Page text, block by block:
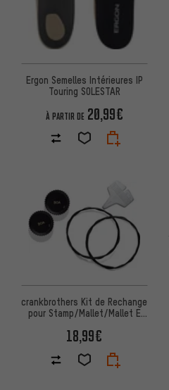
Ergon Semelles Intérieures IP
Touring SOLESTAR
À PARTIR DE 20,99€
crankbrothers Kit de Rechange
pour Stamp/Mallet/Mallet E
18,99€